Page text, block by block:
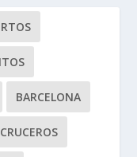
BARCELONA
CRUCEROS